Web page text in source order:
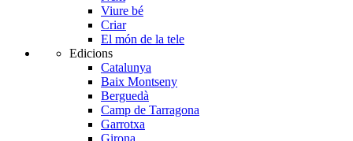
Viure bé
Criar
El món de la tele
Edicions
Catalunya
Baix Montseny
Berguedà
Camp de Tarragona
Garrotxa
Girona